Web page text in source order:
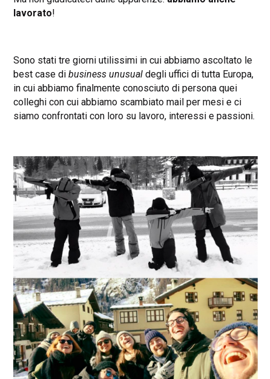
lavorato!
Sono stati tre giorni utilissimi in cui abbiamo ascoltato le
best case dibusiness unusualdegli uffici di tutta Europa,
in cui abbiamo finalmente conosciuto di persona quei
colleghi con cui abbiamo scambiato mail per mesi e ci
siamo confrontati con loro su lavoro, interessi e passioni.